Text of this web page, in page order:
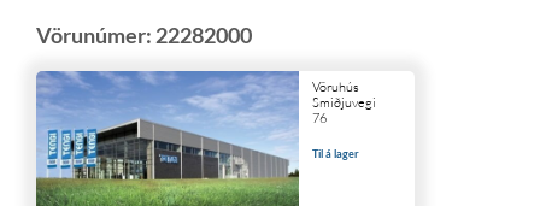
Vörunúmer: 22282000
Vöruhús
Smiðjuvegi
76
Til á lager